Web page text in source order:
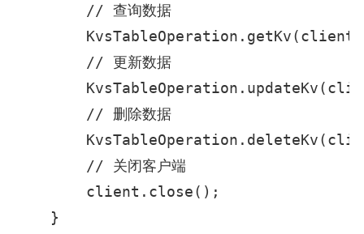
        // 查询数据
        // 更新数据
        // 删除数据
        // 关闭客户端
        client.close();
    }